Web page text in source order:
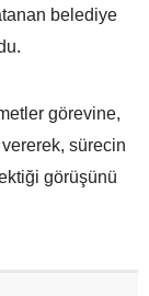
belediye
görevine,
vererek, sürecin
görüşünü